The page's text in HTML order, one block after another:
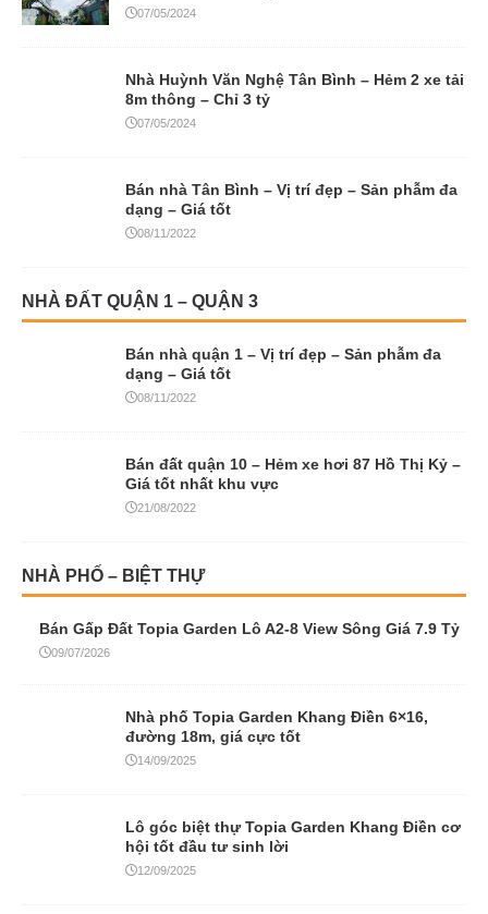
07/05/2024
Nhà Huỳnh Văn Nghệ Tân Bình – Hẻm 2 xe tải
8m thông – Chỉ 3 tỷ
07/05/2024
Bán nhà Tân Bình – Vị trí đẹp – Sản phẫm đa
dạng – Giá tốt
08/11/2022
NHÀ ĐẤT QUẬN 1 – QUẬN 3
Bán nhà quận 1 – Vị trí đẹp – Sản phẫm đa
dạng – Giá tốt
08/11/2022
Bán đất quận 10 – Hẻm xe hơi 87 Hồ Thị Kỷ –
Giá tốt nhất khu vực
21/08/2022
NHÀ PHỐ – BIỆT THỰ
Bán Gấp Đất Topia Garden Lô A2-8 View Sông Giá 7.9 Tỷ
09/07/2026
Nhà phố Topia Garden Khang Điền 6×16,
đường 18m, giá cực tốt
14/09/2025
Lô góc biệt thự Topia Garden Khang Điền cơ
hội tốt đầu tư sinh lời
12/09/2025